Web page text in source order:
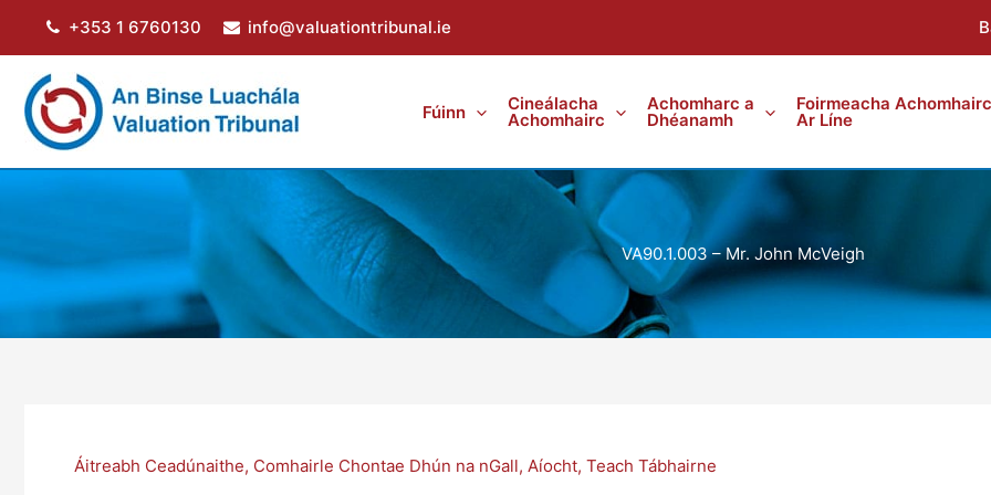
+353 1 6760130 info@valuationtribunal.ie
Fúinn Cineálacha
Achomhairc
Achomharc a
Dhéanamh
Foirmeacha Achomhairc
Ar Líne
VA90.1.003 – Mr. John McVeigh
Áitreabh Ceadúnaithe, Comhairle Chontae Dhún na nGall, Aíocht, Teach Tábhairne